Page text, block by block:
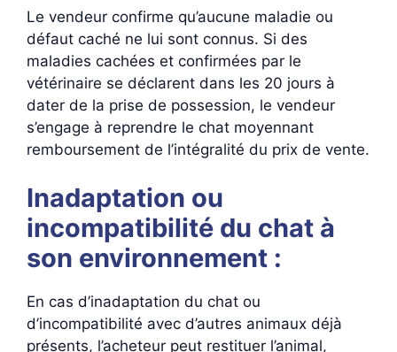
Le vendeur confirme qu’aucune maladie ou
défaut caché ne lui sont connus. Si des
maladies cachées et confirmées par le
vétérinaire se déclarent dans les 20 jours à
dater de la prise de possession, le vendeur
s’engage à reprendre le chat moyennant
remboursement de l’intégralité du prix de vente.
Inadaptation ou
incompatibilité du chat à
son environnement :
En cas d’inadaptation du chat ou
d’incompatibilité avec d’autres animaux déjà
présents, l’acheteur peut restituer l’animal,